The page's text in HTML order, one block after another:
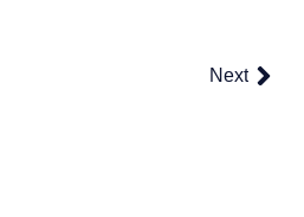
Next